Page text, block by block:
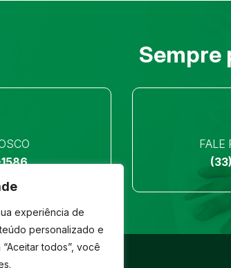
experiência de
personalizado e
todos”, você
Sempre
FALE
reservados